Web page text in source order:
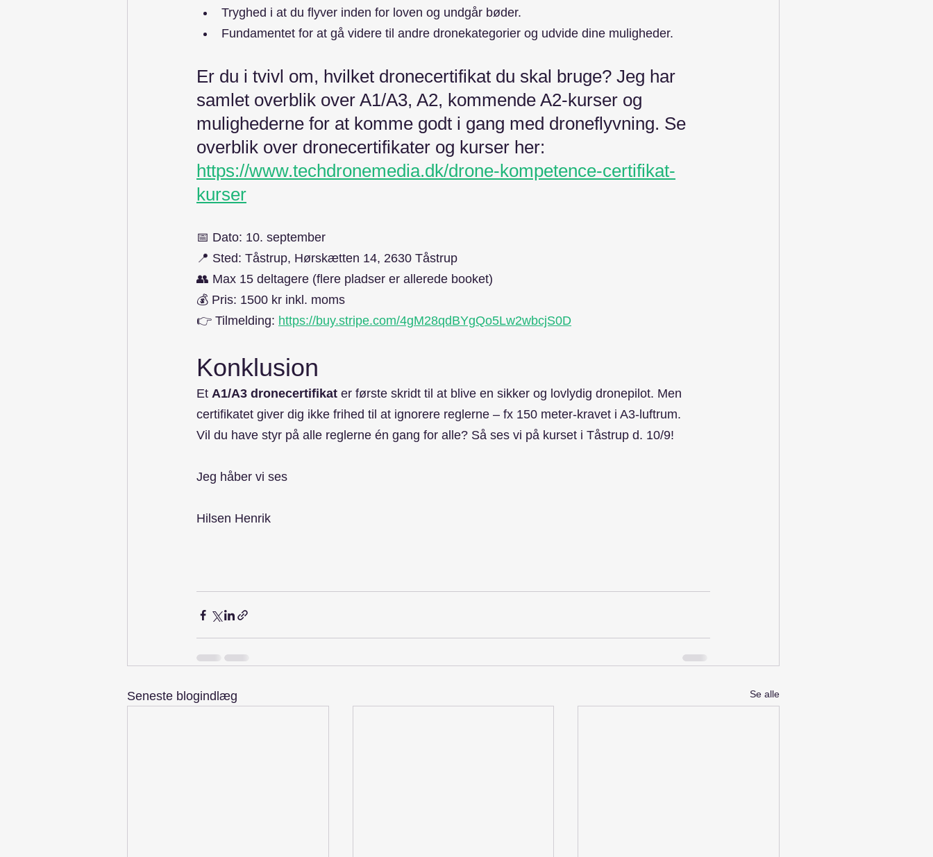
Tryghed i at du flyver inden for loven og undgår bøder.
Fundamentet for at gå videre til andre dronekategorier og udvide dine muligheder.
Er du i tvivl om, hvilket dronecertifikat du skal bruge? Jeg har
samlet overblik over A1/A3, A2, kommende A2-kurser og
mulighederne for at komme godt i gang med droneflyvning. Se
overblik over dronecertifikater og kurser her:
https://www.techdronemedia.dk/drone-kompetence-certifikat-
kurser
📅 Dato: 10. september
📍 Sted: Tåstrup, Hørskætten 14, 2630 Tåstrup
👥 Max 15 deltagere (flere pladser er allerede booket)
💰 Pris: 1500 kr inkl. moms
👉 Tilmelding: https://buy.stripe.com/4gM28qdBYgQo5Lw2wbcjS0D
Konklusion
Et A1/A3 dronecertifikat er første skridt til at blive en sikker og lovlydig dronepilot. Men
certifikatet giver dig ikke frihed til at ignorere reglerne – fx 150 meter-kravet i A3-luftrum.
Vil du have styr på alle reglerne én gang for alle? Så ses vi på kurset i Tåstrup d. 10/9!
Jeg håber vi ses
Hilsen Henrik
Seneste blogindlæg Se alle